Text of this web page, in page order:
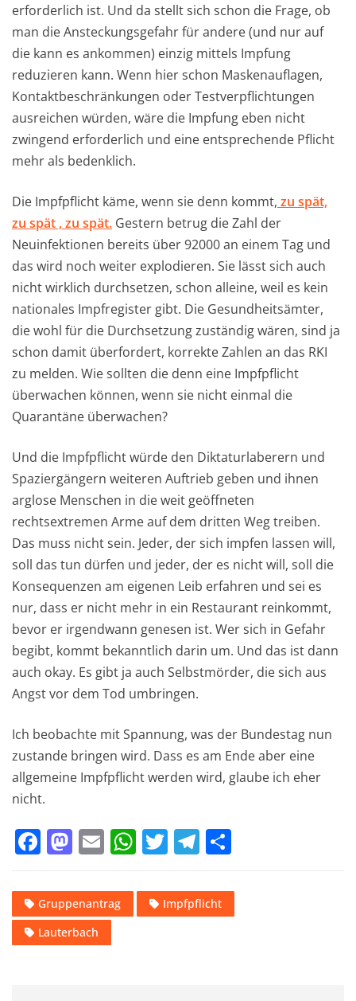
erforderlich ist. Und da stellt sich schon die Frage, ob
man die Ansteckungsgefahr für andere (und nur auf
die kann es ankommen) einzig mittels Impfung
reduzieren kann. Wenn hier schon Maskenauflagen,
Kontaktbeschränkungen oder Testverpflichtungen
ausreichen würden, wäre die Impfung eben nicht
zwingend erforderlich und eine entsprechende Pflicht
mehr als bedenklich.
Die Impfpflicht käme, wenn sie denn kommt, zu spät,
zu spät , zu spät. Gestern betrug die Zahl der
Neuinfektionen bereits über 92000 an einem Tag und
das wird noch weiter explodieren. Sie lässt sich auch
nicht wirklich durchsetzen, schon alleine, weil es kein
nationales Impfregister gibt. Die Gesundheitsämter,
die wohl für die Durchsetzung zuständig wären, sind ja
schon damit überfordert, korrekte Zahlen an das RKI
zu melden. Wie sollten die denn eine Impfpflicht
überwachen können, wenn sie nicht einmal die
Quarantäne überwachen?
Und die Impfpflicht würde den Diktaturlaberern und
Spaziergängern weiteren Auftrieb geben und ihnen
arglose Menschen in die weit geöffneten
rechtsextremen Arme auf dem dritten Weg treiben.
Das muss nicht sein. Jeder, der sich impfen lassen will,
soll das tun dürfen und jeder, der es nicht will, soll die
Konsequenzen am eigenen Leib erfahren und sei es
nur, dass er nicht mehr in ein Restaurant reinkommt,
bevor er irgendwann genesen ist. Wer sich in Gefahr
begibt, kommt bekanntlich darin um. Und das ist dann
auch okay. Es gibt ja auch Selbstmörder, die sich aus
Angst vor dem Tod umbringen.
Ich beobachte mit Spannung, was der Bundestag nun
zustande bringen wird. Dass es am Ende aber eine
allgemeine Impfpflicht werden wird, glaube ich eher
nicht.
F
c
e
b
M
st
o
d
E
ai
l
W
at
s
T
it
te
T
e
gr
le
n
Gruppenantrag
Impfpflicht
Lauterbach